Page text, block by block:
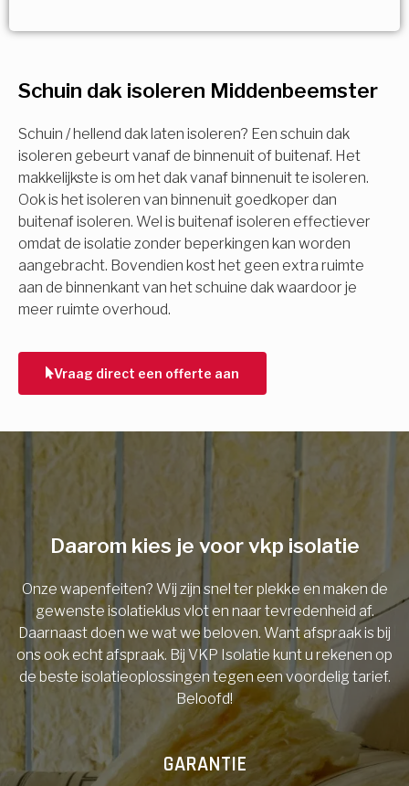
Schuin dak isoleren Middenbeemster
Schuin / hellend dak laten isoleren? Een schuin dak
isoleren gebeurt vanaf de binnenuit of buitenaf. Het
makkelijkste is om het dak vanaf binnenuit te isoleren.
Ook is het isoleren van binnenuit goedkoper dan
buitenaf isoleren. Wel is buitenaf isoleren effectiever
omdat de isolatie zonder beperkingen kan worden
aangebracht. Bovendien kost het geen extra ruimte
aan de binnenkant van het schuine dak waardoor je
meer ruimte overhoud.
Vraag direct een offerte aan
Meerdere keuzes mogelijk
Isolatiemaatregel
Spouwisolatie
Vloerisolatie
Dakisolatie
Gevelisolatie
Vorige Volgende
subsidie!
Vul uw gegevens in en ontvang nu direct uw
berekening per mail.
Voornaam
Telefoonnummer
Vorige
Daarom kies je voor vkp isolatie
Onze wapenfeiten? Wij zijn snel ter plekke en maken de
gewenste isolatieklus vlot en naar tevredenheid af.
Daarnaast doen we wat we beloven. Want afspraak is bij
ons ook echt afspraak. Bij VKP Isolatie kunt u rekenen op
de beste isolatieoplossingen tegen een voordelig tarief.
Beloofd!
GARANTIE